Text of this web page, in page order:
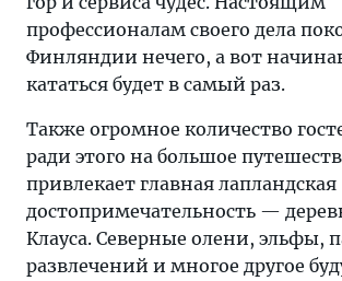
профессионалам своего дела
Финляндии нечего, а вот
кататься будет в самый раз.
Также огромное количество
ради этого на большое
привлекает главная лапландская
достопримечательность —
Клауса. Северные олени, эльфы,
развлечений и многое другое